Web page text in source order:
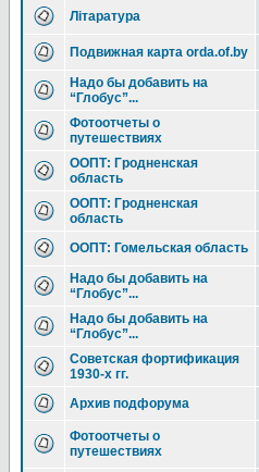
Літаратура
Подвижная карта orda.of.by
Надо бы добавить на
“Глобус”...
Фотоотчеты о
путешествиях
ООПТ: Гродненская
область
ООПТ: Гродненская
область
ООПТ: Гомельская область
Надо бы добавить на
“Глобус”...
Надо бы добавить на
“Глобус”...
Советская фортификация
1930-х гг.
Архив подфорума
Фотоотчеты о
путешествиях